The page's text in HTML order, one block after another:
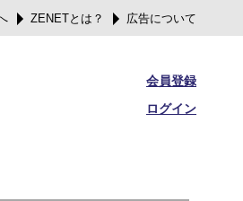
ZENETとは？ 広告について
会員登録
ログイン